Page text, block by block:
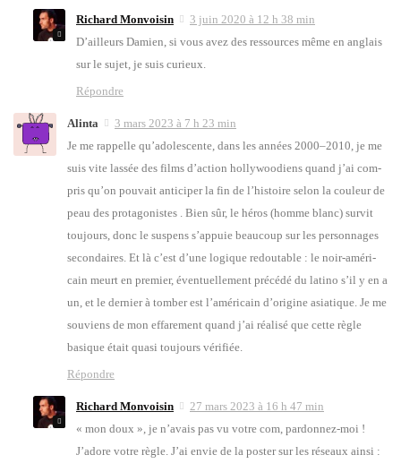
Richard Monvoisin
3 juin 2020 à 12 h 38 min
D’ailleurs Damien, si vous avez des res­sources même en anglais
sur le sujet, je suis curieux.
Répondre
Alinta
3 mars 2023 à 7 h 23 min
Je me rap­pelle qu’a­do­les­cente, dans les années 2000–2010, je me
suis vite las­sée des films d’ac­tion hol­ly­woo­diens quand j’ai com­
pris qu’on pou­vait anti­ci­per la fin de l’his­toire selon la cou­leur de
peau des pro­ta­go­nistes . Bien sûr, le héros (homme blanc) sur­vit
tou­jours, donc le sus­pens s’ap­puie beau­coup sur les per­son­nages
secon­daires. Et là c’est d’une logique redou­table : le noir-amé­ri­
cain meurt en pre­mier, éven­tuel­le­ment pré­cé­dé du lati­no s’il y en a
un, et le der­nier à tom­ber est l’a­mé­ri­cain d’o­ri­gine asia­tique. Je me
sou­viens de mon effa­re­ment quand j’ai réa­li­sé que cette règle
basique était qua­si tou­jours véri­fiée.
Répondre
Richard Monvoisin
27 mars 2023 à 16 h 47 min
« mon doux », je n’a­vais pas vu votre com, par­don­nez-moi !
J’a­dore votre règle. J’ai envie de la pos­ter sur les réseaux ain­si :